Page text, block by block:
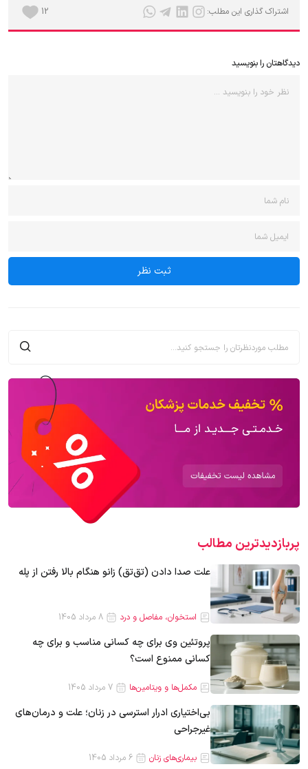
اشتراک گذاری این مطلب: 12
دیدگاهتان را بنویسید
پربازدیدترین‌ مطالب
علت صدا دادن (تق‌تق) زانو هنگام بالا رفتن از پله
استخوان، مفاصل و درد
پروتئین وی برای چه کسانی مناسب و برای چه
کسانی ممنوع است؟
مکمل‌ها و ویتامین‌ها
بی‌اختیاری ادرار استرسی در زنان؛ علت و درمان‌های
غیرجراحی
بیماری‌های زنان